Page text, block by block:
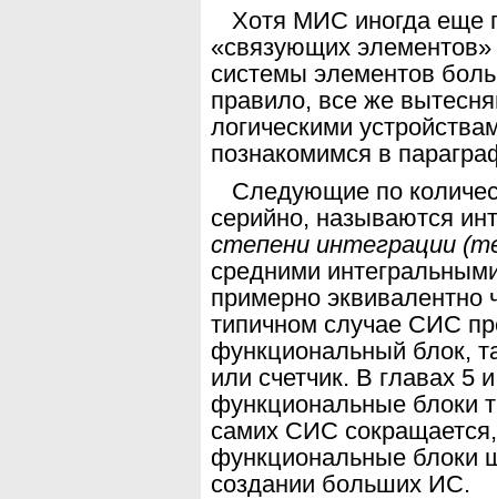
Хотя МИС иногда еще
«связующих
системы элементов
правило, все же
логическими устройства
познакомимся в
Следующие по
серийно, называются
степени интеграции (
средними
примерно эквивалентно
типичном случае СИС
функциональный блок,
или счетчик. В главах 5
функциональные блоки
самих СИС
функциональные блоки
создании больших ИС.